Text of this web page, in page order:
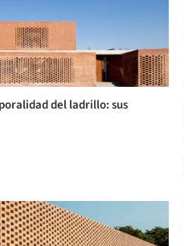
del ladrillo: sus